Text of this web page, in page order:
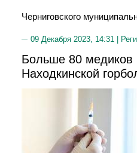
Черниговского
09 Декабря 2023, 14:31 |
Больше 80 медиков
Находкинской